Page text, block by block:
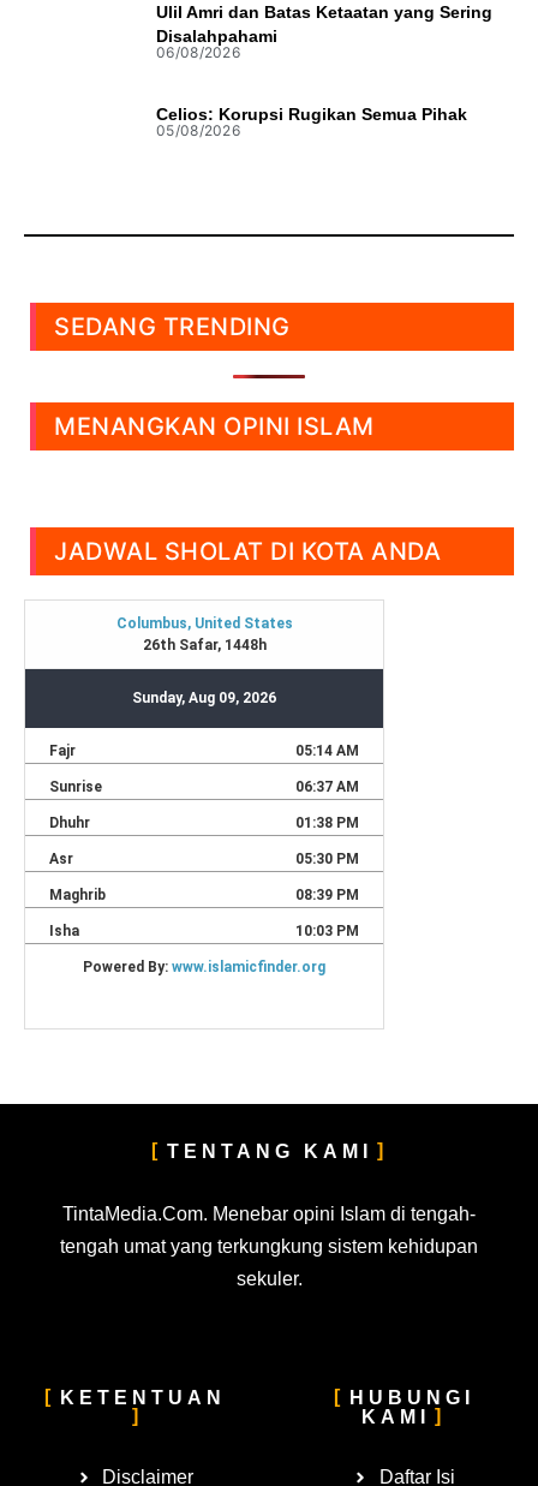
Ulil Amri dan Batas Ketaatan yang Sering
Disalahpahami
06/08/2026
Celios: Korupsi Rugikan Semua Pihak
05/08/2026
SEDANG TRENDING
MENANGKAN OPINI ISLAM
JADWAL SHOLAT DI KOTA ANDA
TENTANG KAMI
TintaMedia.Com. Menebar opini Islam di tengah-
tengah umat yang terkungkung sistem kehidupan
sekuler.
KETENTUAN
Disclaimer
HUBUNGI
KAMI
Daftar Isi